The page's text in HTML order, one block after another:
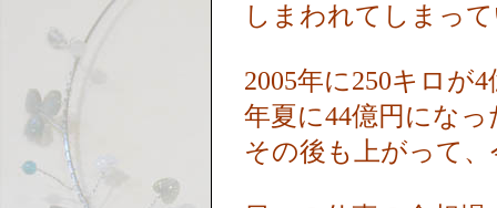
しまわれてしまっ
2005年に250キロが
年夏に44億円にな
その後も上がって